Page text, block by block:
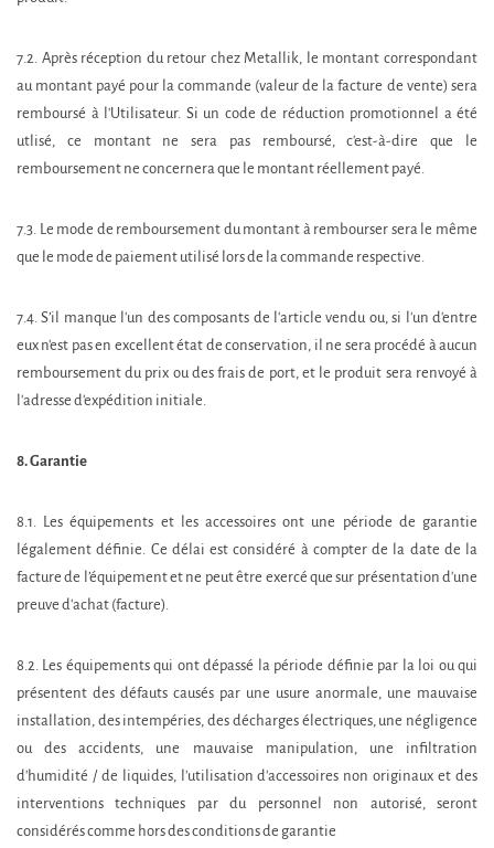
7.2. Après réception du retour chez Metallik, le montant correspondant
au montant payé pour la commande (valeur de la facture de vente) sera
remboursé à l'Utilisateur. Si un code de réduction promotionnel a été
utlisé, ce montant ne sera pas remboursé, c'est-à-dire que le
remboursement ne concernera que le montant réellement payé.
7.3. Le mode de remboursement du montant à rembourser sera le même
que le mode de paiement utilisé lors de la commande respective.
7.4. S’il manque l'un des composants de l'article vendu ou, si l'un d'entre
eux n'est pas en excellent état de conservation, il ne sera procédé à aucun
remboursement du prix ou des frais de port, et le produit sera renvoyé à
l'adresse d'expédition initiale.
8. Garantie
8.1. Les équipements et les accessoires ont une période de garantie
légalement définie. Ce délai est considéré à compter de la date de la
facture de l’équipement et ne peut être exercé que sur présentation d'une
preuve d'achat (facture).
8.2. Les équipements qui ont dépassé la période définie par la loi ou qui
présentent des défauts causés par une usure anormale, une mauvaise
installation, des intempéries, des décharges électriques, une négligence
ou des accidents, une mauvaise manipulation, une infiltration
d'humidité / de liquides, l'utilisation d'accessoires non originaux et des
interventions techniques par du personnel non autorisé, seront
considérés comme hors des conditions de garantie